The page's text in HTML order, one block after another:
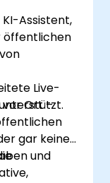
Assistent,
öffentlichen
Live-
vor Ort –
gar keine
und